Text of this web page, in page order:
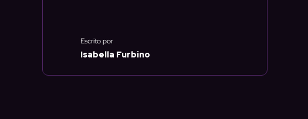
Escrito por
Isabella Furbino